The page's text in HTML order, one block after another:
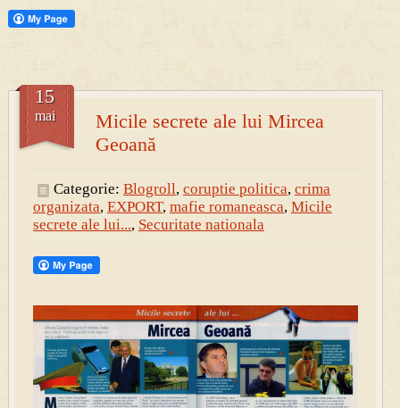
PRESA
Permise pentru vânătoarea de porci în costume, cu gulere albe
Micile secrete ale lui Mircea
Geoană
15
mai
Categorie: Blogroll, coruptie politica, crima
organizata, EXPORT, mafie romaneasca, Micile
secrete ale lui..., Securitate nationala